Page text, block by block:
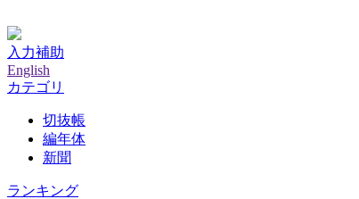
入力補助
English
カテゴリ
切抜帳
編年体
新聞
ランキング